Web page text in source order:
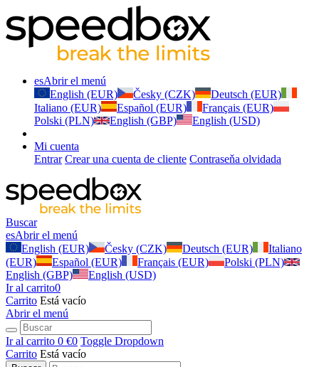
esAbrir el menú
English (EUR)
Česky (CZK)
Deutsch (EUR)
Italiano (EUR)
Español (EUR)
Français (EUR)
Polski (PLN)
English (GBP) English (USD)
Mi cuenta
Entrar Crear una cuenta de cliente Contraseňa olvidada
Buscar
esAbrir el menú
English (EUR)
Česky (CZK) Deutsch (EUR)
Italiano
(EUR)
Español (EUR) Français (EUR)
Polski (PLN)
English (GBP)
English (USD)
Ir al carrito0
Carrito Está vacío
Abrir el menú
Ir al carrito 0 €0 Toggle Dropdown
Carrito Está vacío